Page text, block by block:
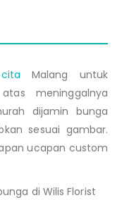
Malang untuk
meninggalnya
dijamin bunga
sesuai gambar.
ucapan custom
di Wilis Florist